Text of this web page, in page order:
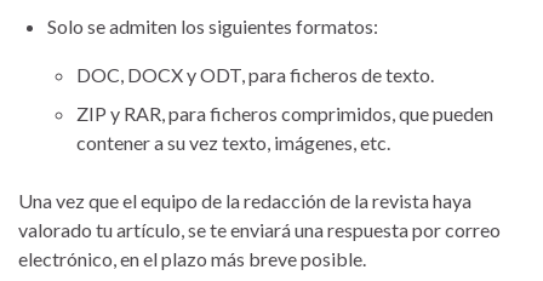
Solo se admiten los siguientes formatos:
DOC, DOCX y ODT, para ficheros de texto.
ZIP y RAR, para ficheros comprimidos, que pueden
contener a su vez texto, imágenes, etc.
Una vez que el equipo de la redacción de la revista haya
valorado tu artículo, se te enviará una respuesta por correo
electrónico, en el plazo más breve posible.